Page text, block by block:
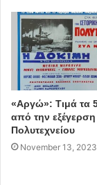
«Αργώ»: Τιμά τα
από την εξέγερση
Πολυτεχνείου
November 13, 2023